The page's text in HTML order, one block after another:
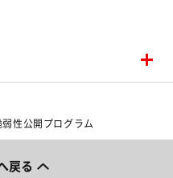
弱性公開プログラム
戻る